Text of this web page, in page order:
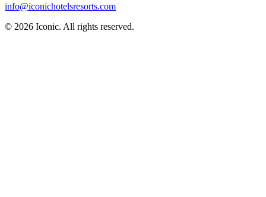
info@iconichotelsresorts.com
© 2026 Iconic. All rights reserved.